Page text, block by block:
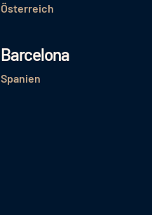
Österreich
Barcelona
Spanien